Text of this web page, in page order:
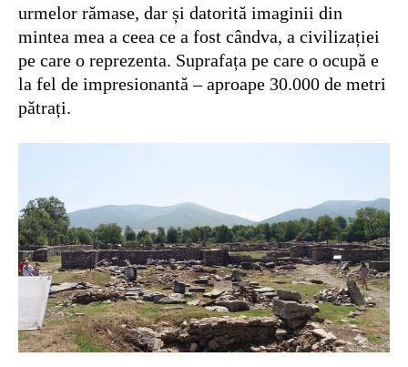
urmelor rămase, dar și datorită imaginii din
mintea mea a ceea ce a fost cândva, a civilizației
pe care o reprezenta. Suprafața pe care o ocupă e
la fel de impresionantă – aproape 30.000 de metri
pătrați.